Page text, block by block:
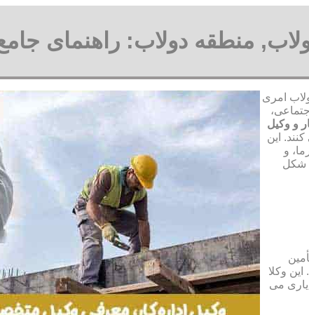
منطقه دولاب: راهنمای
امری
و وکیل
این
و
شکل
وکلا
یاری می